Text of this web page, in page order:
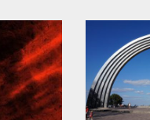
9 789